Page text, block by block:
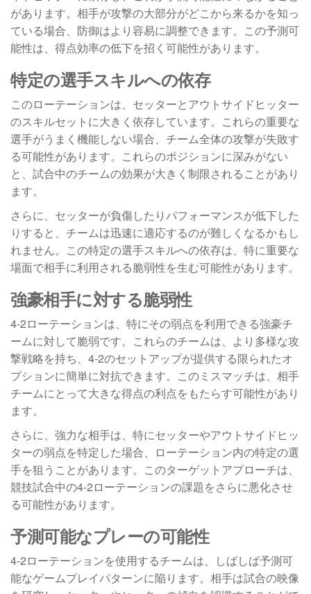
があります。相手が攻撃の大部分がどこから来るかを知っ
ている場合、防御はより容易に調整できます。この予測可
能性は、得点効率の低下を招く可能性があります。
特定の選手スキルへの依存
このローテーションは、セッターとアウトサイドヒッター
のスキルセットに大きく依存しています。これらの重要な
選手がうまく機能しない場合、チーム全体の攻撃が失敗す
る可能性があります。これらのポジションに深みがない
と、試合中のチームの効果が大きく制限されることがあり
ます。
さらに、セッターが負傷したりパフォーマンスが低下した
りすると、チームは迅速に適応するのが難しくなるかもし
れません。この特定の選手スキルへの依存は、特に重要な
場面で相手に利用される脆弱性を生む可能性があります。
強豪相手に対する脆弱性
4-2ローテーションは、特にその弱点を利用できる強豪チ
ームに対して脆弱です。これらのチームは、より多様な攻
撃戦略を持ち、4-2のセットアップが提供する限られたオ
プションに簡単に対抗できます。このミスマッチは、相手
チームにとって大きな得点の利点をもたらす可能性があり
ます。
さらに、強力な相手は、特にセッターやアウトサイドヒッ
ターの弱点を特定した場合、ローテーション内の特定の選
手を狙うことがあります。このターゲットアプローチは、
競技試合中の4-2ローテーションの課題をさらに悪化させ
る可能性があります。
予測可能なプレーの可能性
4-2ローテーションを使用するチームは、しばしば予測可
能なゲームプレイパターンに陥ります。相手は試合の映像